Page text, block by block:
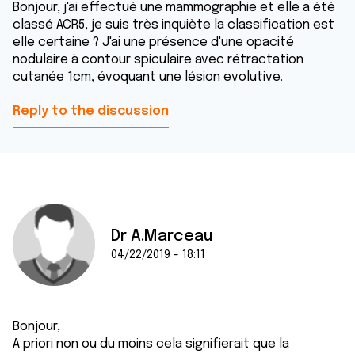
Bonjour, j'ai effectué une mammographie et elle a été
classé ACR5, je suis très inquiète la classification est
elle certaine ? J'ai une présence d'une opacité
nodulaire à contour spiculaire avec rétractation
cutanée 1cm, évoquant une lésion evolutive.
Reply to the discussion
Dr A.Marceau
04/22/2019 - 18:11
Bonjour,
A priori non ou du moins cela signifierait que la